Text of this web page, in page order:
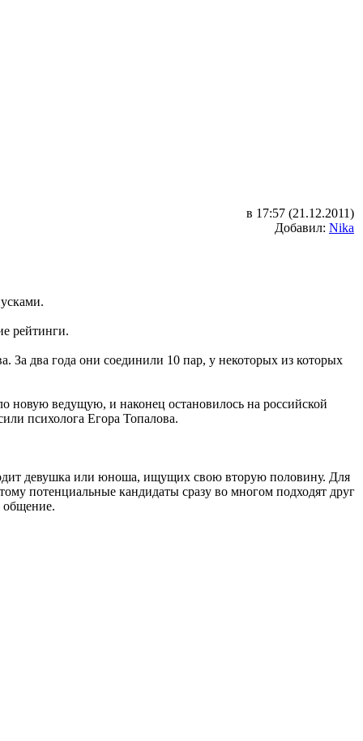
в 17:57 (21.12.2011)
Добавил: Nika
рейтинги.
За два года они соединили 10 пар, у некоторых из которых
новую ведущую, и наконец остановилось на российской
психолога Егора Топалова.
девушка или юноша, ищущих свою вторую половину. Для
потенциальные кандидаты сразу во многом подходят друг
общение.